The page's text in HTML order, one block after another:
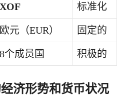
XOF 标准化
欧元（EUR） 固定的
8个成员国 积极的
济形势和货币状况